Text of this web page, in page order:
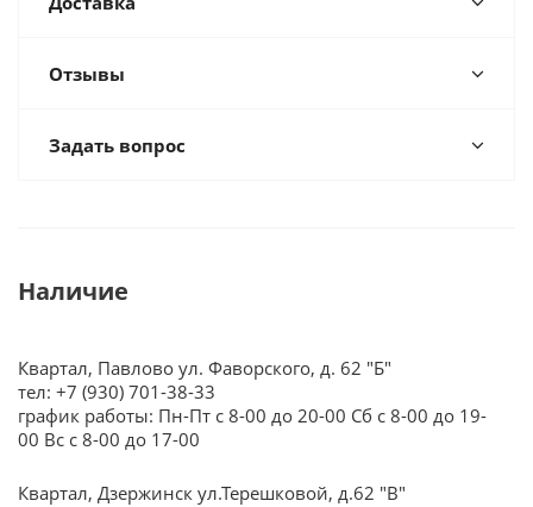
Отзывы
Задать вопрос
Наличие
Квартал, Павлово ул. Фаворского, д. 62 "Б"
тел: +7 (930) 701-38-33
график работы: Пн-Пт с 8-00 до 20-00 Сб с 8-00 до 19-
00 Вс с 8-00 до 17-00
Квартал, Дзержинск ул.Терешковой, д.62 "В"